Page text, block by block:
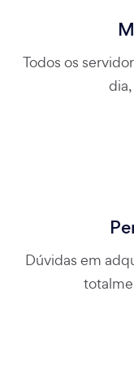
Todos os
Dúvidas em